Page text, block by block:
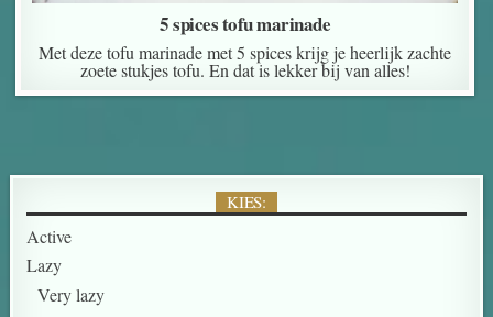
5 spices tofu marinade
Met deze tofu marinade met 5 spices krijg je heerlijk zachte
zoete stukjes tofu. En dat is lekker bij van alles!
KIES:
Active
Lazy
Very lazy